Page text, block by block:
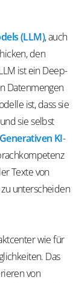
(LLM), auch
den
ist ein Deep-
Datenmengen
ist, dass sie
sie selbst
Generativen KI-
Texte von
unterscheiden
wie für
Das
von